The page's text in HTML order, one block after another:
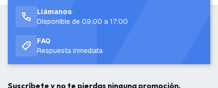
Llámanos
Disponible de 09:00 a 17:00
FAQ
Respuesta inmediata
Suscríbete y no te pierdas ninguna promoción.